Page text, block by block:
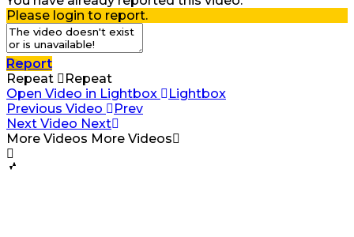
Please login to report.
Report
Repeat
Repeat
Open Video in Lightbox
Lightbox
Previous Video
Prev
Next Video Next
More Videos More Videos